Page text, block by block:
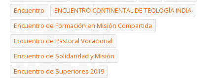
Encuentro
ENCUENTRO CONTINENTAL DE TEOLOGÍA INDIA
Encuentro de Formación en Misión Compartida
Encuentro de Pastoral Vocacional
Encuentro de Solidaridad y Misión
Encuentro de Superiores 2019